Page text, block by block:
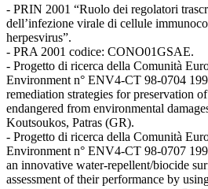
- PRIN 2001 “Ruolo dei regolatori
dell’infezione virale di cellule
herpesvirus”.
- PRA 2001 codice: CONO01GSAE.
- Progetto di ricerca della Comunità
Environment n° ENV4-CT 98-0704
remediation strategies for preservation
endangered from environmental
Koutsoukos, Patras (GR).
- Progetto di ricerca della Comunità
Environment n° ENV4-CT 98-0707
an innovative water-repellent/biocide
assessment of their performance by